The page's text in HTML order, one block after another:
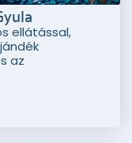
ellátással,
az